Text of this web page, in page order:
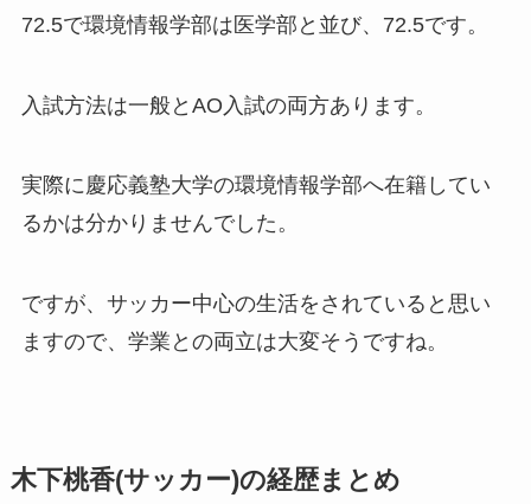
72.5で環境情報学部は医学部と並び、72.5です。
入試方法は一般とAO入試の両方あります。
実際に慶応義塾大学の環境情報学部へ在籍してい
るかは分かりませんでした。
ですが、サッカー中心の生活をされていると思い
ますので、学業との両立は大変そうですね。
木下桃香(サッカー)の経歴まとめ